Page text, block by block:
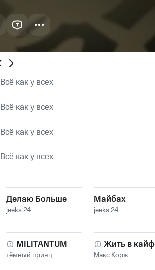
Всё как у всех
Всё как у всех
Всё как у всех
Всё как у всех
Делаю Больше
jeeks 24
Майбах
jeeks 24
MILITANTUM
тёмный принц
Жить в кайф
Макс Корж